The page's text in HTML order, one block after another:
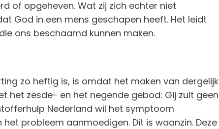
of opgeheven. Wat zij zich echter niet
God in een mens geschapen heeft. Het leidt
ons beschaamd kunnen maken.
zo heftig is, is omdat het maken van dergelijk
het zesde- en het negende gebod: Gij zult geen
Nederland wil het symptoom
probleem aanmoedigen. Dit is waanzin. Deze